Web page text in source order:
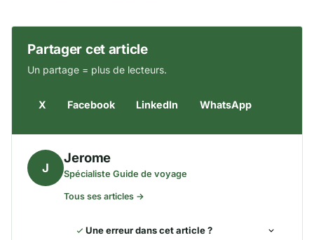
Partager cet article
Un partage = plus de lecteurs.
X Facebook LinkedIn WhatsApp
J
Jerome
Spécialiste Guide de voyage
Tous ses articles →
Une erreur dans cet article ?